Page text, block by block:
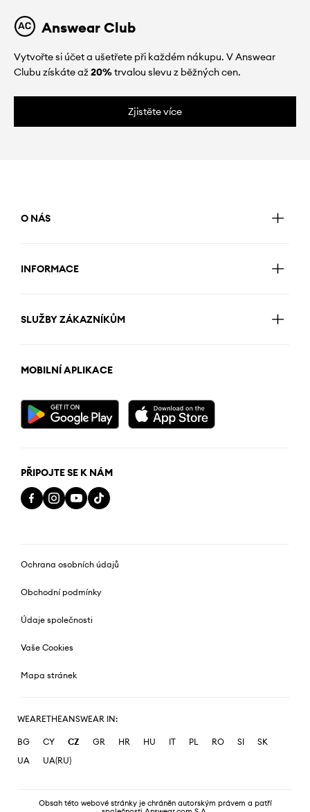
Answear Club
Vytvořte si účet a ušetřete při každém nákupu. V Answear
Clubu získáte až20%trvalou slevu z běžných cen.
Zjistěte více
O NÁS
INFORMACE
SLUŽBY ZÁKAZNÍKŮM
MOBILNÍ APLIKACE
PŘIPOJTE SE K NÁM
Ochrana osobních údajů
Obchodní podmínky
Údaje společnosti
Vaše Cookies
Mapa stránek
WEARETHEANSWEAR IN:
BG CY CZ GR HR HU IT PL RO SI
SK
UA
UA(RU)
Obsah této webové stránky je chráněn autorským právem a patří